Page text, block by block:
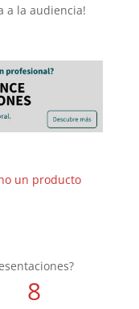
a la audiencia!
un producto
8